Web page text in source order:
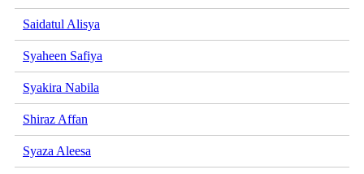
Saidatul Alisya
Syaheen Safiya
Syakira Nabila
Shiraz Affan
Syaza Aleesa